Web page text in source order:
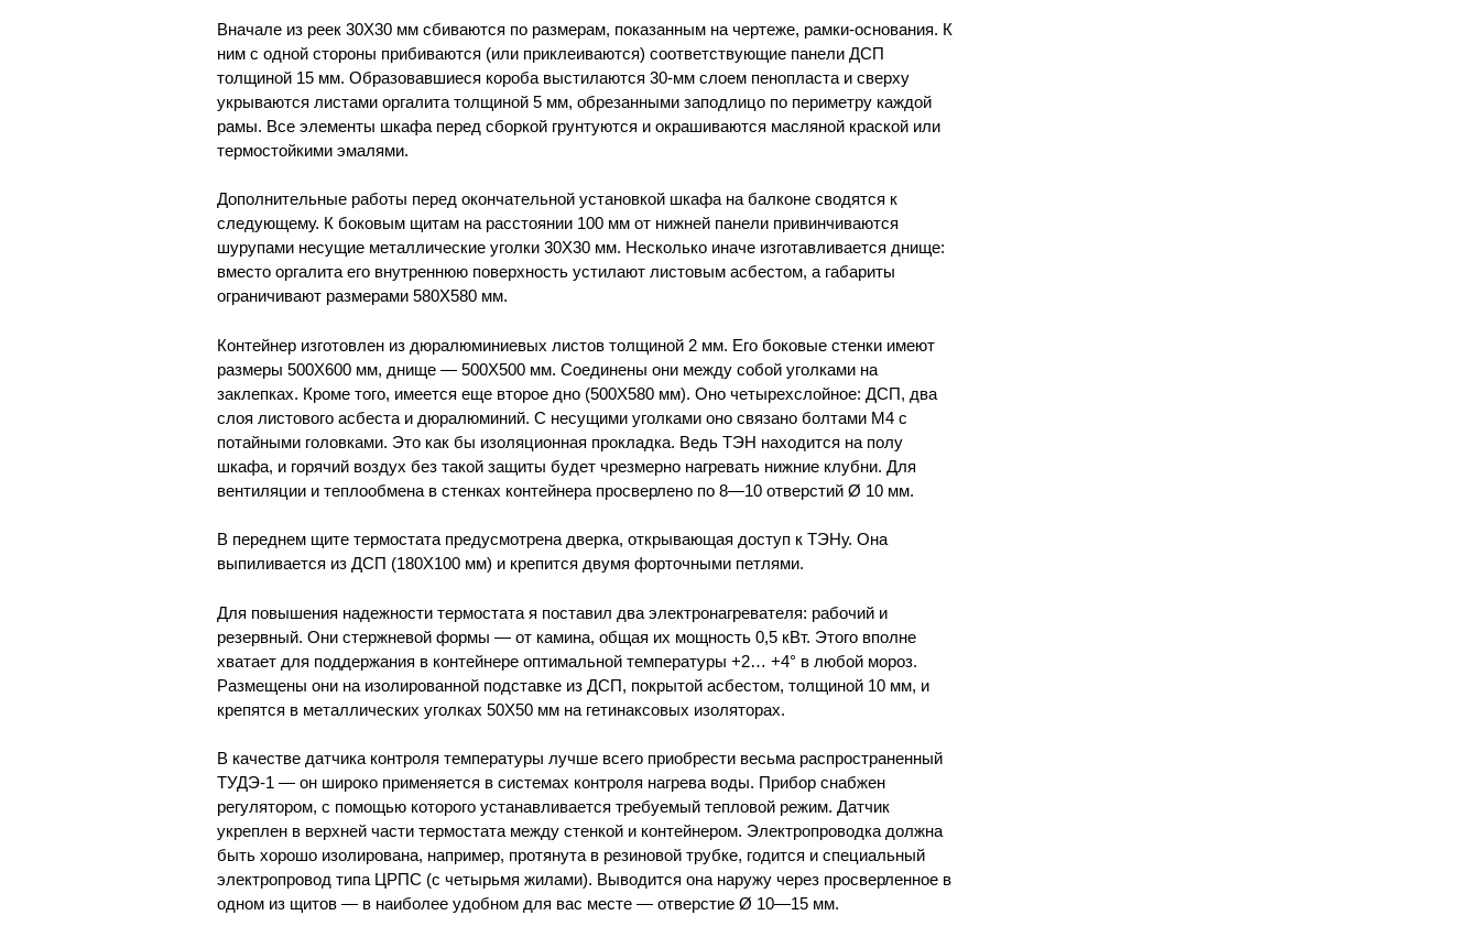
Вначале из реек 30X30 мм сбиваются по размерам, показанным на чертеже, рамки-основания. К
ним с одной стороны прибиваются (или приклеиваются) соответствующие панели ДСП
толщиной 15 мм. Образовавшиеся короба выстилаются 30-мм слоем пенопласта и сверху
укрываются листами оргалита толщиной 5 мм, обрезанными заподлицо по периметру каждой
рамы. Все элементы шкафа перед сборкой грунтуются и окрашиваются масляной краской или
термостойкими эмалями.
Дополнительные работы перед окончательной установкой шкафа на балконе сводятся к
следующему. К боковым щитам на расстоянии 100 мм от нижней панели привинчиваются
шурупами несущие металлические уголки 30X30 мм. Несколько иначе изготавливается днище:
вместо оргалита его внутреннюю поверхность устилают листовым асбестом, а габариты
ограничивают размерами 580X580 мм.
Контейнер изготовлен из дюралюминиевых листов толщиной 2 мм. Его боковые стенки имеют
размеры 500Х600 мм, днище — 500X500 мм. Соединены они между собой уголками на
заклепках. Кроме того, имеется еще второе дно (500X580 мм). Оно четырехслойное: ДСП, два
слоя листового асбеста и дюралюминий. С несущими уголками оно связано болтами М4 с
потайными головками. Это как бы изоляционная прокладка. Ведь ТЭН находится на полу
шкафа, и горячий воздух без такой защиты будет чрезмерно нагревать нижние клубни. Для
вентиляции и теплообмена в стенках контейнера просверлено по 8—10 отверстий Ø 10 мм.
В переднем щите термостата предусмотрена дверка, открывающая доступ к ТЭНу. Она
выпиливается из ДСП (180X100 мм) и крепится двумя форточными петлями.
Для повышения надежности термостата я поставил два электронагревателя: рабочий и
резервный. Они стержневой формы — от камина, общая их мощность 0,5 кВт. Этого вполне
хватает для поддержания в контейнере оптимальной температуры +2… +4° в любой мороз.
Размещены они на изолированной подставке из ДСП, покрытой асбестом, толщиной 10 мм, и
крепятся в металлических уголках 50Х50 мм на гетинаксовых изоляторах.
В качестве датчика контроля температуры лучше всего приобрести весьма распространенный
ТУДЭ-1 — он широко применяется в системах контроля нагрева воды. Прибор снабжен
регулятором, с помощью которого устанавливается требуемый тепловой режим. Датчик
укреплен в верхней части термостата между стенкой и контейнером. Электропроводка должна
быть хорошо изолирована, например, протянута в резиновой трубке, годится и специальный
электропровод типа ЦРПС (с четырьмя жилами). Выводится она наружу через просверленное в
одном из щитов — в наиболее удобном для вас месте — отверстие Ø 10—15 мм.